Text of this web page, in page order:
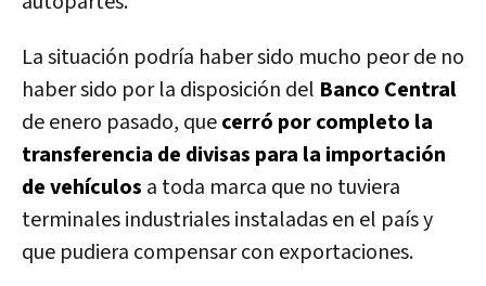
La situación podría haber sido mucho peor de no
haber sido por la disposición del Banco Central
de enero pasado, quecerró por completo la
transferencia de divisas para la importación
de vehículos a toda marca que no tuviera
terminales industriales instaladas en el país y
que pudiera compensar con exportaciones.